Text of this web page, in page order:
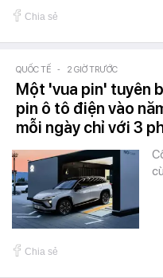
Chia sẻ
QUỐC TẾ - 2 GIỜ TRƯỚC
Một 'vua pin' tuyên
pin ô tô điện vào
mỗi ngày chỉ với 3
Chia sẻ